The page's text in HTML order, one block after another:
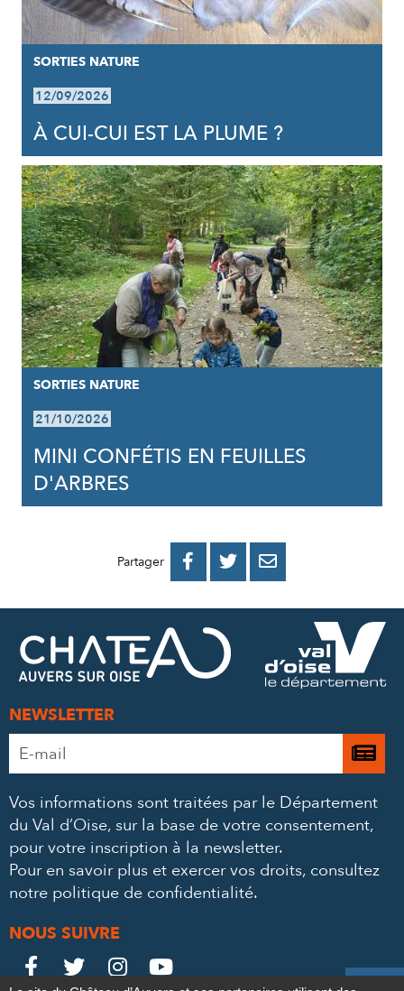
SORTIES NATURE
12/09/2026
À CUI-CUI EST LA PLUME ?
SORTIES NATURE
21/10/2026
MINI CONFÉTIS EN FEUILLES
D'ARBRES
Partager 
PARTAGER
FACEBOOK
PARTAGER
PARTAGER
MAIL
NEWSLETTER
Adresse
e-
*
Je
à
Vos informations sont traitées par le Département
du Val d’Oise, sur la base de votre consentement,
pour votre inscription à la newsletter.
Pour en savoir plus et exercer vos droits, consultez
notre politique de confidentialité.
NOUS SUIVRE
Le

Le

Le

Le
